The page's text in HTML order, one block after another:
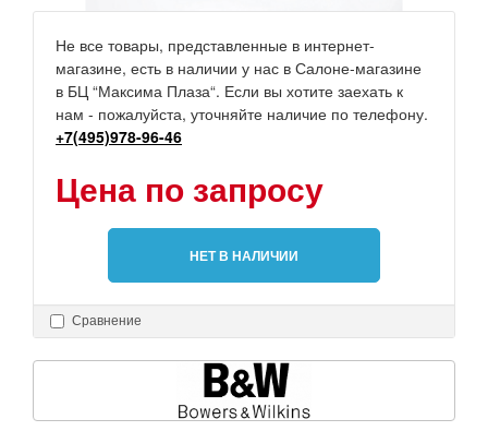
Не все товары, представленные в интернет-
магазине, есть в наличии у нас в Салоне-магазине
в БЦ “Максима Плаза“. Если вы хотите заехать к
нам - пожалуйста, уточняйте наличие по телефону.
+7(495)978-96-46
Цена по запросу
НЕТ В НАЛИЧИИ
Сравнение